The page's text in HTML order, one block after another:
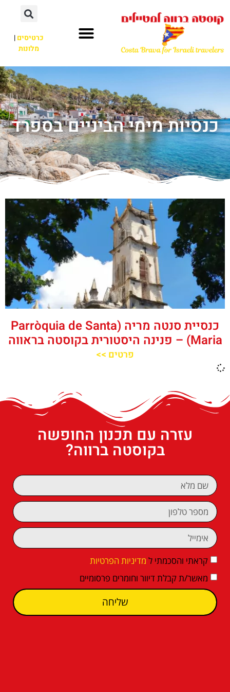
כרטיסים|
מלונות
כנסיות מימי הביניים בספרד
כנסיית סנטה מריה (Parròquia de Santa
Maria) – פנינה היסטורית בקוסטה בראווה
פרטים >>
עזרה עם תכנון החופשה
בקוסטה ברווה?
קראתי והסכמתי ל מדיניות הפרטיות
מאשר/ת קבלת דיוור וחומרים פרסומיים
שליחה